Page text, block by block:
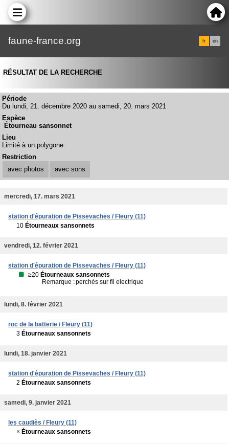
faune-france.org fr en
RÉSULTAT DE LA RECHERCHE
Période
Du lundi, 21. décembre 2020 au samedi, 20. mars 2021
Espèce
Étourneau sansonnet
Lieu
Limité à un polygone
Restriction
avec photos
avec sons
mercredi, 17. mars 2021
station d'épuration de Pissevaches / Fleury (11)
10 Étourneaux sansonnets
vendredi, 12. février 2021
station d'épuration de Pissevaches / Fleury (11)
≥20 Étourneaux sansonnets
Remarque :perchés sur fil electrique
lundi, 8. février 2021
roc de la batterie / Fleury (11)
3 Étourneaux sansonnets
lundi, 18. janvier 2021
station d'épuration de Pissevaches / Fleury (11)
2 Étourneaux sansonnets
samedi, 9. janvier 2021
les caudiès / Fleury (11)
× Étourneaux sansonnets